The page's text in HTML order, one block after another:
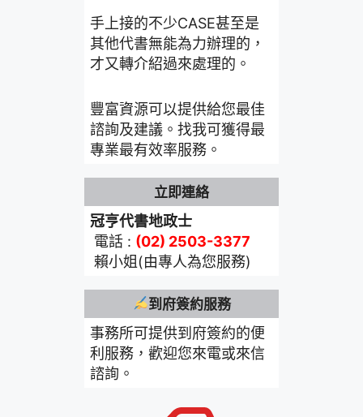
手上接的不少CASE甚至是
其他代書無能為力辦理的，
才又轉介紹過來處理的。
豐富資源可以提供給您最佳
諮詢及建議。找我可獲得最
專業最有效率服務。
立即連絡
冠亨代書地政士
電話 : (02) 2503-3377
賴小姐(由專人為您服務)
到府簽約服務
事務所可提供到府簽約的便
利服務，歡迎您來電或來信
諮詢。